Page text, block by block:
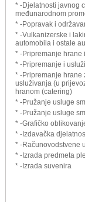
* -Djelatnosti javnog
međunarodnom
* -Popravak i
* -Vulkanizerske i
automobila i ostale
* -Pripremanje hrane
* -Pripremanje i
* -Pripremanje hrane
usluživanja (u
hranom (catering)
* -Pružanje usluge
* -Pružanje usluge
* -Grafičko
* -Izdavačka
* -Računovodstvene
* -Izrada predmeta
* -Izrada suvenira